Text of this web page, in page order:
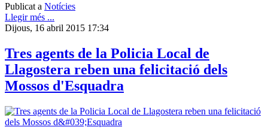
Publicat a Notícies
Llegir més ...
Dijous, 16 abril 2015 17:34
Tres agents de la Policia Local de
Llagostera reben una felicitació dels
Mossos d'Esquadra